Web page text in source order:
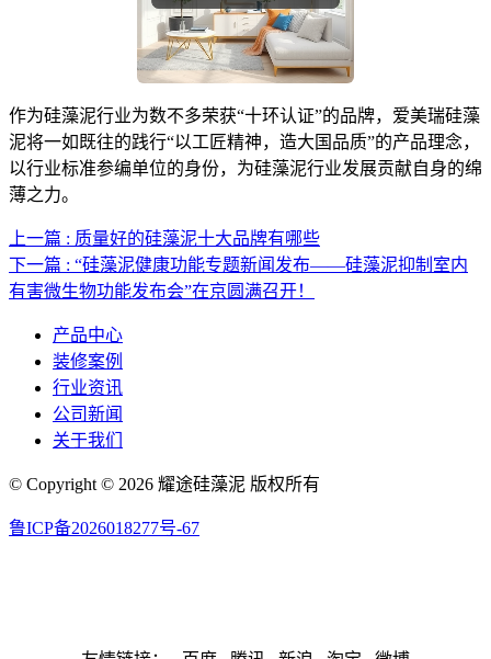
作为硅藻泥行业为数不多荣获“十环认证”的品牌，爱美瑞硅藻
泥将一如既往的践行“以工匠精神，造大国品质”的产品理念，
以行业标准参编单位的身份，为硅藻泥行业发展贡献自身的绵
薄之力。
上一篇 : 质量好的硅藻泥十大品牌有哪些
下一篇 : “硅藻泥健康功能专题新闻发布——硅藻泥抑制室内
有害微生物功能发布会”在京圆满召开！
产品中心
装修案例
行业资讯
公司新闻
关于我们
© Copyright © 2026 耀途硅藻泥 版权所有
鲁ICP备2026018277号-67